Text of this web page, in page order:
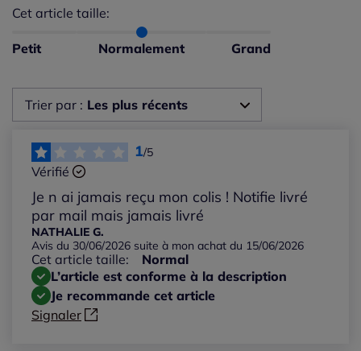
Cet article taille:
Petit Normalement Grand
Répartition du taillant selon les avis clients
Taille normalement : 100%
Taille petit : 0%
Taille grand : 0%
Trier par : Les plus récents
Les plus récents
Notes les plus élevées
Notes les plus basses
1/5
Vérifié
Je n ai jamais reçu mon colis ! Notifie livré
par mail mais jamais livré
NATHALIE G.
Avis du 30/06/2026 suite à mon achat du 15/06/2026
Cet article taille:
Normal
L’article est conforme à la description
Je recommande cet article
Signaler